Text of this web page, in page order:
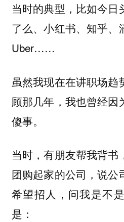
当时的典型，比如今日
了么、小红书、知乎、
Uber……
虽然我现在在讲职场趋
顾那几年，我也曾经因
傻事。
当时，有朋友帮我背书
团购起家的公司，说公
希望招人，问我是不
是：